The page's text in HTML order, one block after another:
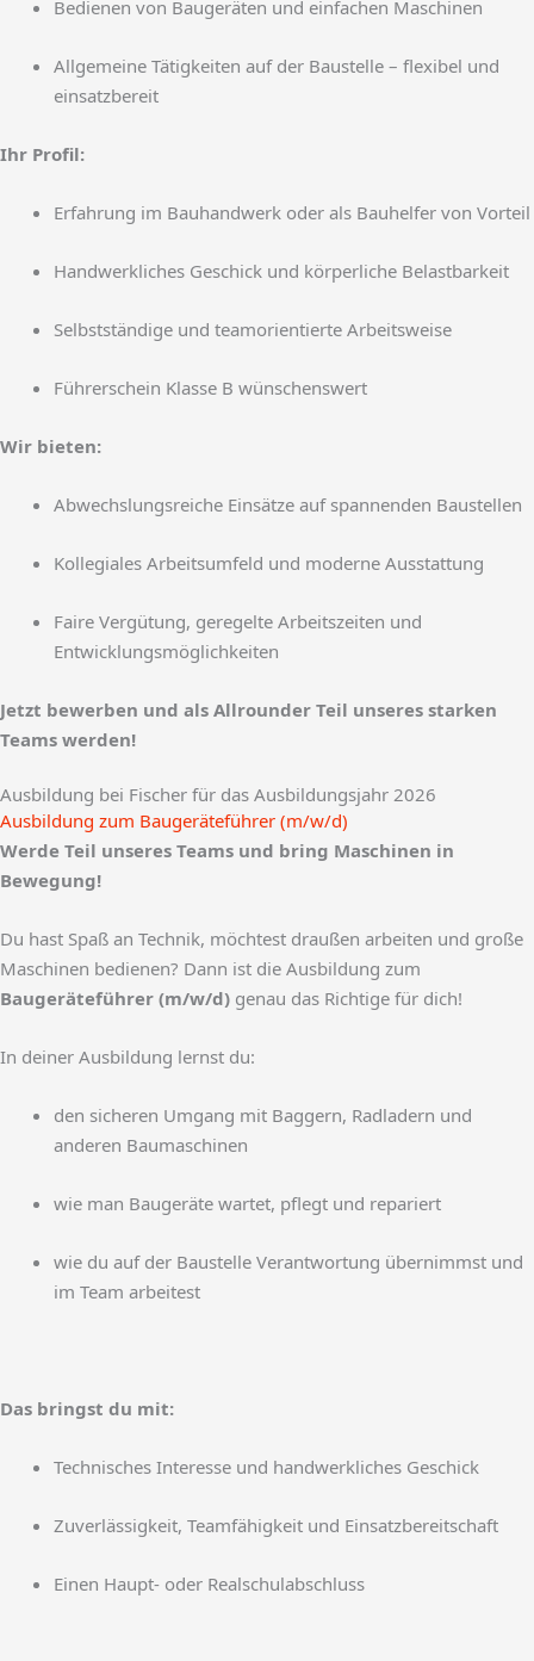
Bedienen von Baugeräten und einfachen Maschinen
Allgemeine Tätigkeiten auf der Baustelle – flexibel und
einsatzbereit
Ihr Profil:
Erfahrung im Bauhandwerk oder als Bauhelfer von Vorteil
Handwerkliches Geschick und körperliche Belastbarkeit
Selbstständige und teamorientierte Arbeitsweise
Führerschein Klasse B wünschenswert
Wir bieten:
Abwechslungsreiche Einsätze auf spannenden Baustellen
Kollegiales Arbeitsumfeld und moderne Ausstattung
Faire Vergütung, geregelte Arbeitszeiten und
Entwicklungsmöglichkeiten
Jetzt bewerben und als Allrounder Teil unseres starken
Teams werden!
Ausbildung bei Fischer für das Ausbildungsjahr 2026
Ausbildung zum Baugeräteführer (m/w/d)​
Werde Teil unseres Teams und bring Maschinen in
Bewegung!
Du hast Spaß an Technik, möchtest draußen arbeiten und große
Maschinen bedienen? Dann ist die Ausbildung zum
Baugeräteführer (m/w/d) genau das Richtige für dich!
In deiner Ausbildung lernst du:
den sicheren Umgang mit Baggern, Radladern und
anderen Baumaschinen
wie man Baugeräte wartet, pflegt und repariert
wie du auf der Baustelle Verantwortung übernimmst und
im Team arbeitest
Das bringst du mit:
Technisches Interesse und handwerkliches Geschick
Zuverlässigkeit, Teamfähigkeit und Einsatzbereitschaft
Einen Haupt- oder Realschulabschluss